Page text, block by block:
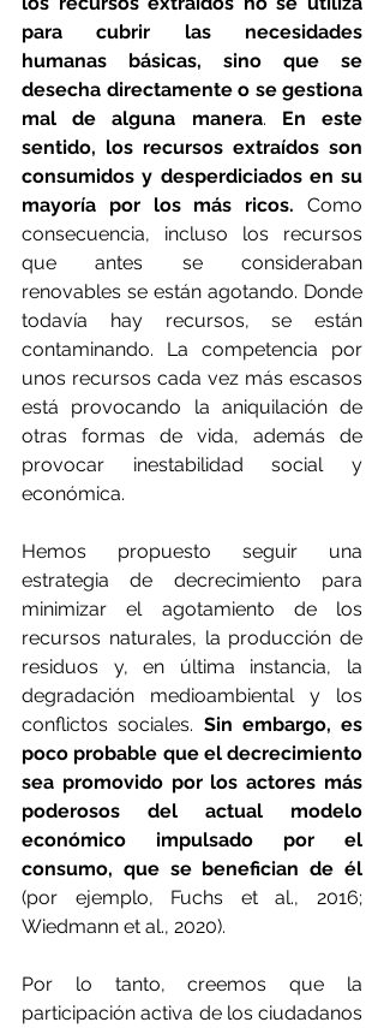
para cubrir las necesidades
humanas básicas, sino que se
desecha directamente o se gestiona
mal de alguna manera. En este
sentido, los recursos extraídos son
consumidos y desperdiciados en su
mayoría por los más ricos. Como
consecuencia, incluso los recursos
que antes se consideraban
renovables se están agotando. Donde
todavía hay recursos, se están
contaminando. La competencia por
unos recursos cada vez más escasos
está provocando la aniquilación de
otras formas de vida, además de
provocar inestabilidad social y
económica.
Hemos propuesto seguir una
estrategia de decrecimiento para
minimizar el agotamiento de los
recursos naturales, la producción de
residuos y, en última instancia, la
degradación medioambiental y los
conflictos sociales. Sin embargo, es
poco probable que el decrecimiento
sea promovido por los actores más
poderosos del actual modelo
económico impulsado por el
consumo, que se benefician de él
(por ejemplo, Fuchs et al., 2016;
Wiedmann et al., 2020).
Por lo tanto, creemos que la
participación activa de los ciudadanos